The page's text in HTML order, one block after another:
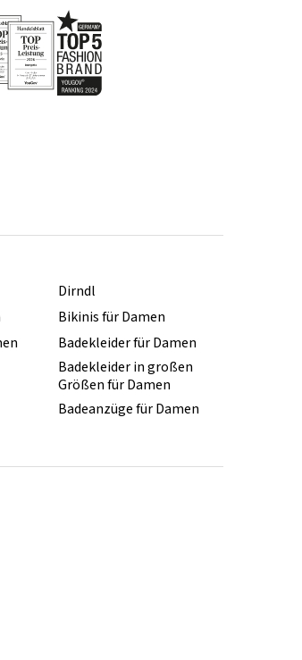
Dirndl
Bikinis für Damen
Badekleider für Damen
Badekleider in großen
Größen für Damen
Badeanzüge für Damen